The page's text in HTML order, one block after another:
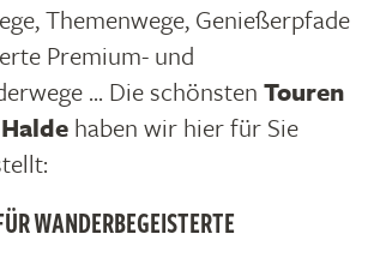
Themenwege, Genießerpfade
Premium- und
... Die schönsten Touren
haben wir hier für Sie
WANDERBEGEISTERTE